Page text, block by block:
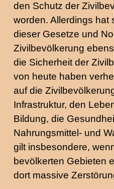
den Schutz der
worden. Allerdings hat
dieser Gesetze und
Zivilbevölkerung
die Sicherheit der
von heute haben
auf die
Infrastruktur, den
Bildung, die
Nahrungsmittel- und
gilt insbesondere,
bevölkerten Gebieten
dort massive